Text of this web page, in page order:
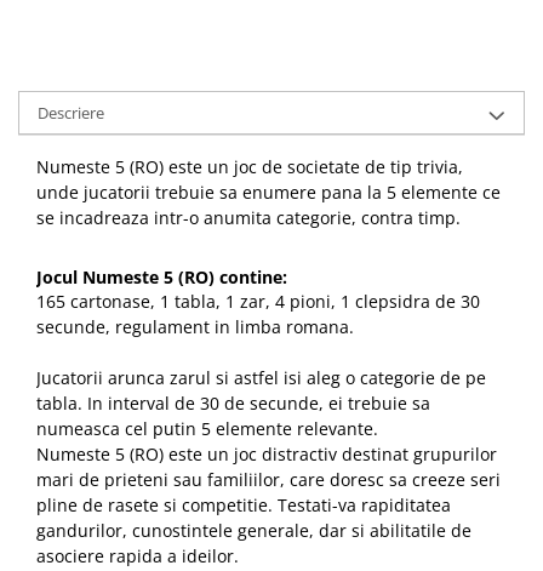
Descriere
Numeste 5 (RO) este un joc de societate de tip trivia,
unde jucatorii trebuie sa enumere pana la 5 elemente ce
se incadreaza intr-o anumita categorie, contra timp.
Jocul Numeste 5 (RO) contine:
165 cartonase, 1 tabla, 1 zar, 4 pioni, 1 clepsidra de 30
secunde, regulament in limba romana.
Jucatorii arunca zarul si astfel isi aleg o categorie de pe
tabla. In interval de 30 de secunde, ei trebuie sa
numeasca cel putin 5 elemente relevante.
Numeste 5 (RO) este un joc distractiv destinat grupurilor
mari de prieteni sau familiilor, care doresc sa creeze seri
pline de rasete si competitie. Testati-va rapiditatea
gandurilor, cunostintele generale, dar si abilitatile de
asociere rapida a ideilor.